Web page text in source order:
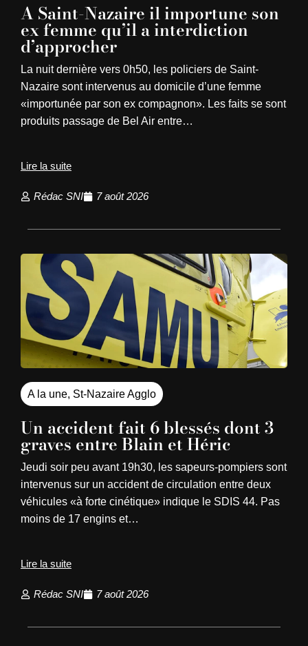
A Saint-Nazaire il importune son
ex femme qu’il a interdiction
d’approcher
La nuit dernière vers 0h50, les policiers de Saint-
Nazaire sont intervenus au domicile d’une femme
«importunée par son ex compagnon». Les faits se sont
produits passage de Bel Air entre…
Lire la suite
Rédac SNI 7 août 2026
A la une, St-Nazaire Agglo
Un accident fait 6 blessés dont 3
graves entre Blain et Héric
Jeudi soir peu avant 19h30, les sapeurs-pompiers sont
intervenus sur un accident de circulation entre deux
véhicules «à forte cinétique» indique le SDIS 44. Pas
moins de 17 engins et…
Lire la suite
Rédac SNI 7 août 2026